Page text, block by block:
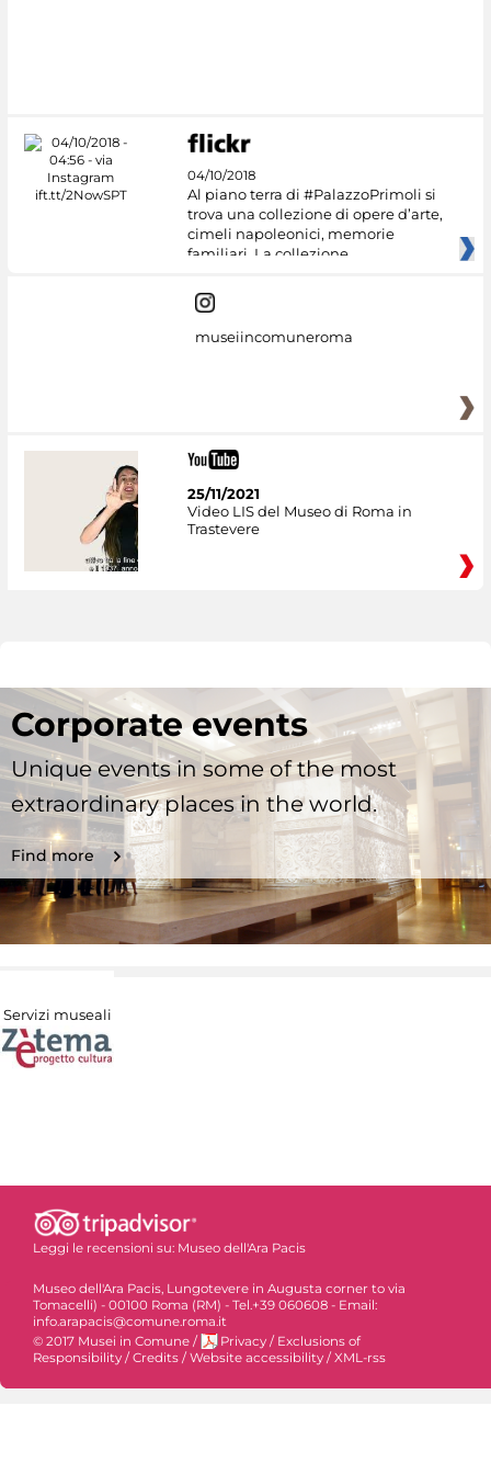
04/10/2018
Al piano terra di #PalazzoPrimoli si
trova una collezione di opere d’arte,
cimeli napoleonici, memorie
familiari. La collezione
museiincomuneroma
25/11/2021
Video LIS del Museo di Roma in
Trastevere
Corporate events
Unique events in some of the most
extraordinary places in the world.
Find more
Servizi museali
Leggi le recensioni su: Museo dell'Ara Pacis
Museo dell'Ara Pacis, Lungotevere in Augusta corner to via
Tomacelli) - 00100 Roma (RM) - Tel.+39 060608 - Email:
info.arapacis@comune.roma.it
© 2017 Musei in Comune / Privacy / Exclusions of
Responsibility /Credits /Website accessibility /XML-rss